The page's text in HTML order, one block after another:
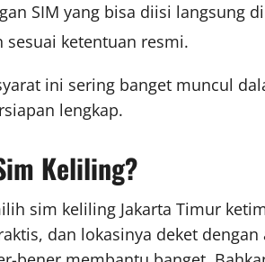
SIM yang bisa diisi langsung
sesuai ketentuan resmi.
ini sering banget muncul
lengkap.
Keliling?
sim keliling Jakarta Timur
dan lokasinya deket